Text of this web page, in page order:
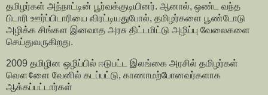
தமிழர்கள் அந்நாட்டின் பூர்வக்குடியினர். ஆனால், ஒண்ட வந்த
பிடாரி ஊர்ப்பிடாரியை விரட்டியதுபோல், தமிழர்களை பூண்டோடு
அழிக்க சிங்கள இனவாத அரசு திட்டமிட்டு அழிப்பு வேலைகளை
செய்துவருகிறது.
2009 தமிழின ஒழிப்பில் ஈடுபட்ட இலங்கை அரசில் தமிழர்கள்
வௌ¢ளை வேனில் கடப்பட்டு, காணாமற்போனவர்களாக
ஆக்கப்பட்டார்கள்